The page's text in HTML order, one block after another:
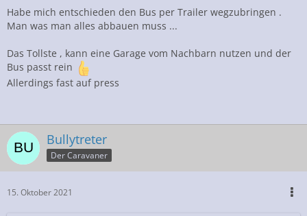
Habe mich entschieden den Bus per Trailer wegzubringen .
Man was man alles abbauen muss ...
Das Tollste , kann eine Garage vom Nachbarn nutzen und der
Bus passt rein
Allerdings fast auf press
Bullytreter
Der Caravaner
15. Oktober 2021